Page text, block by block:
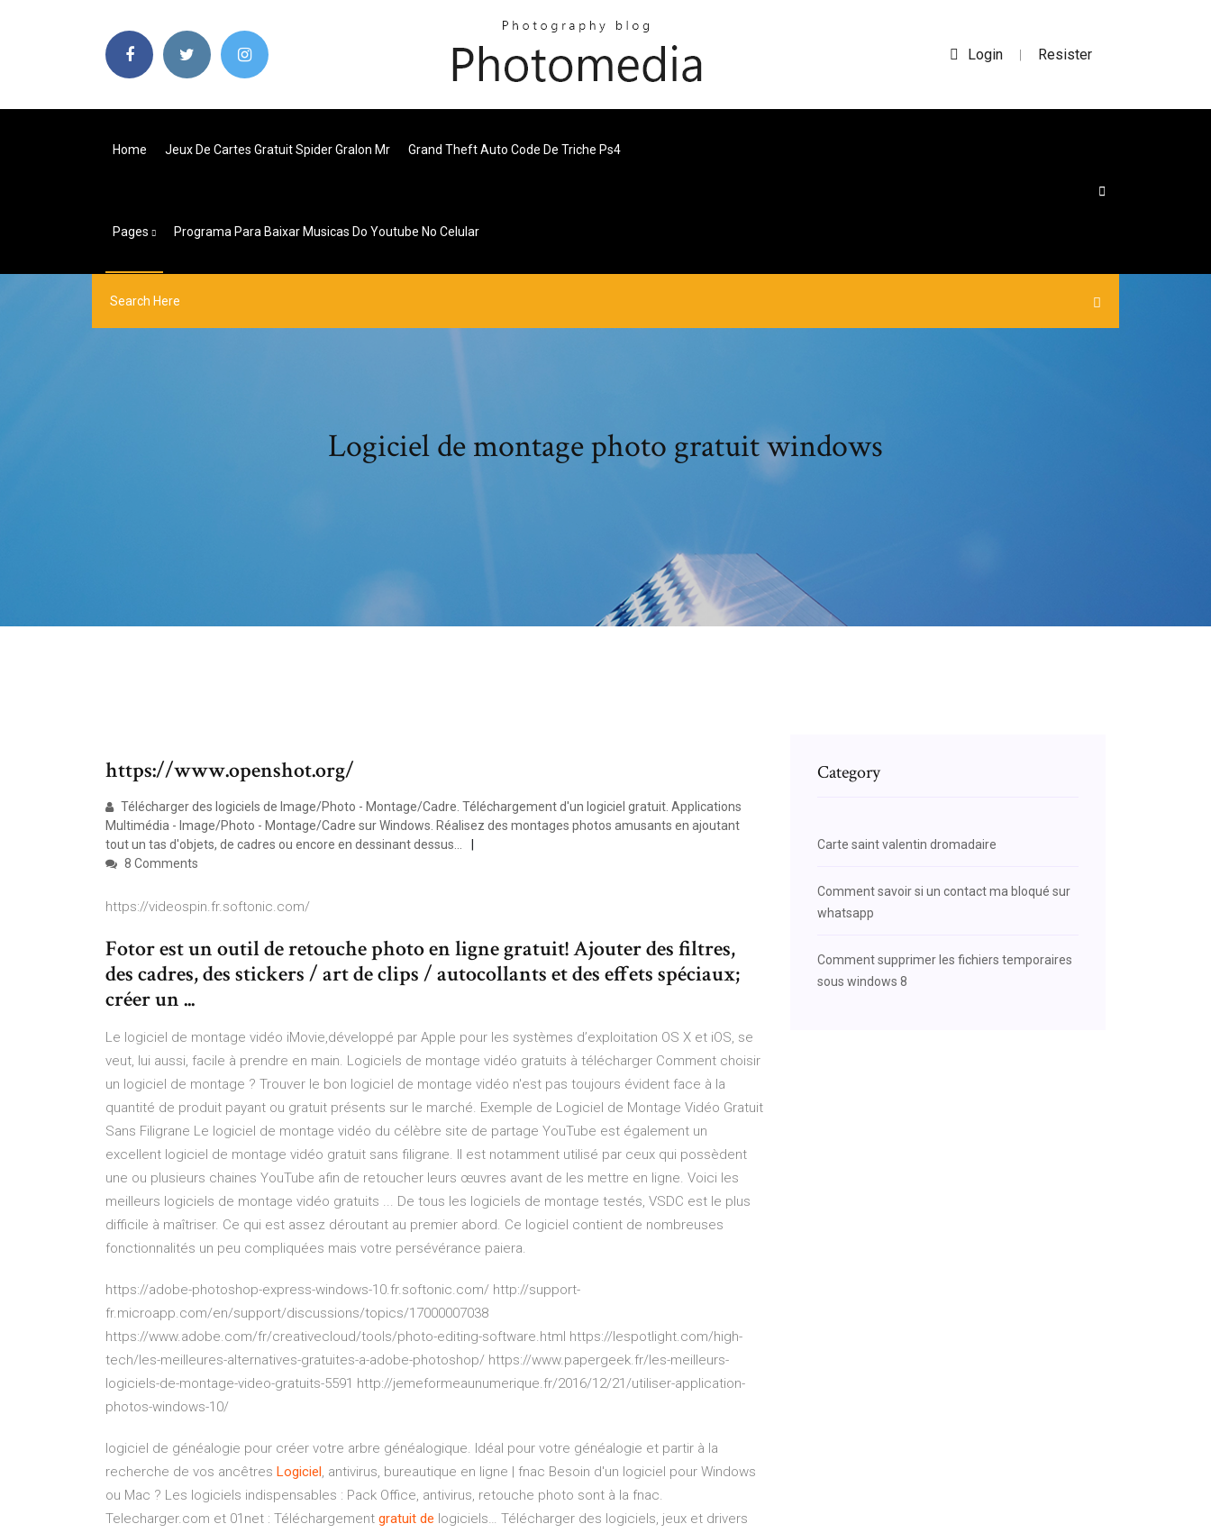
Login | Resister
Home Jeux De Cartes Gratuit Spider Gralon Mr Grand Theft Auto Code De Triche Ps4
Pages Programa Para Baixar Musicas Do Youtube No Celular
Logiciel de montage photo gratuit windows
https://www.openshot.org/
Télécharger des logiciels de Image/Photo - Montage/Cadre. Téléchargement d'un logiciel gratuit. Applications
Multimédia - Image/Photo - Montage/Cadre sur Windows. Réalisez des montages photos amusants en ajoutant
tout un tas d'objets, de cadres ou encore en dessinant dessus...
8 Comments
https://videospin.fr.softonic.com/
Fotor est un outil de retouche photo en ligne gratuit! Ajouter des filtres,
des cadres, des stickers / art de clips / autocollants et des effets spéciaux;
créer un ...
Le logiciel de montage vidéo iMovie,développé par Apple pour les systèmes d’exploitation OS X et iOS, se
veut, lui aussi, facile à prendre en main. Logiciels de montage vidéo gratuits à télécharger Comment choisir
un logiciel de montage ? Trouver le bon logiciel de montage vidéo n'est pas toujours évident face à la
quantité de produit payant ou gratuit présents sur le marché. Exemple de Logiciel de Montage Vidéo Gratuit
Sans Filigrane Le logiciel de montage vidéo du célèbre site de partage YouTube est également un
excellent logiciel de montage vidéo gratuit sans filigrane. Il est notamment utilisé par ceux qui possèdent
une ou plusieurs chaines YouTube afin de retoucher leurs œuvres avant de les mettre en ligne. Voici les
meilleurs logiciels de montage vidéo gratuits ... De tous les logiciels de montage testés, VSDC est le plus
difficile à maîtriser. Ce qui est assez déroutant au premier abord. Ce logiciel contient de nombreuses
fonctionnalités un peu compliquées mais votre persévérance paiera.
https://adobe-photoshop-express-windows-10.fr.softonic.com/ http://support-
fr.microapp.com/en/support/discussions/topics/17000007038
https://www.adobe.com/fr/creativecloud/tools/photo-editing-software.html https://lespotlight.com/high-
tech/les-meilleures-alternatives-gratuites-a-adobe-photoshop/ https://www.papergeek.fr/les-meilleurs-
logiciels-de-montage-video-gratuits-5591 http://jemeformeaunumerique.fr/2016/12/21/utiliser-application-
photos-windows-10/
logiciel de généalogie pour créer votre arbre généalogique. Idéal pour votre généalogie et partir à la
recherche de vos ancêtres Logiciel, antivirus, bureautique en ligne | fnac Besoin d'un logiciel pour Windows
ou Mac ? Les logiciels indispensables : Pack Office, antivirus, retouche photo sont à la fnac.
Telecharger.com et 01net : Téléchargement gratuit de logiciels… Télécharger des logiciels, jeux et drivers
Category
Carte saint valentin dromadaire
Comment savoir si un contact ma bloqué sur
whatsapp
Comment supprimer les fichiers temporaires
sous windows 8